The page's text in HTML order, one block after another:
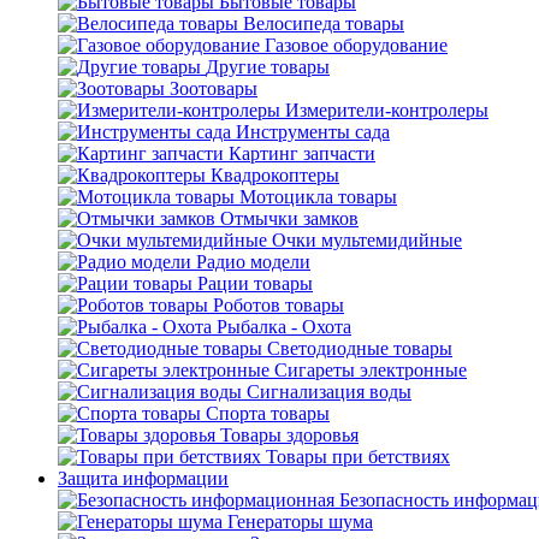
Велосипеда товары
Газовое оборудование
Другие товары
Зоотовары
Измерители-контролеры
Инструменты сада
Картинг запчасти
Квадрокоптеры
Мотоцикла товары
Отмычки замков
Очки мультемидийные
Радио модели
Рации товары
Роботов товары
Рыбалка - Охота
Светодиодные товары
Сигареты электронные
Сигнализация воды
Спорта товары
Товары здоровья
Товары при бетствиях
Защита информации
Безопасность
Генераторы шума